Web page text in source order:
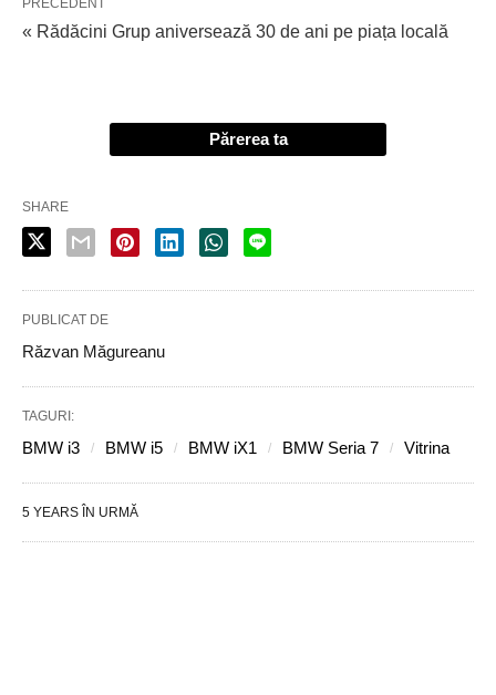
« Rădăcini Grup aniversează 30 de ani pe piața locală
Părerea ta
SHARE
PUBLICAT DE
Răzvan Măgureanu
TAGURI:
BMW i3 BMW i5 BMW iX1 BMW Seria 7 Vitrina
5 YEARS ÎN URMĂ